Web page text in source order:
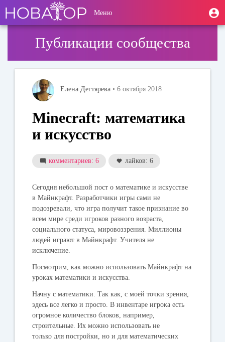
основному
содержанию
User
account
Меню
Публикации сообщества
Елена Дегтярева • 6 октября 2018
Minecraft: математика
и искусство
комментариев: 6 лайков: 6
Сегодня небольшой пост о математике и искусстве
в Майнкрафт. Разработчики игры сами не
подозревали, что игра получит такое признание во
всем мире среди игроков разного возраста,
социального статуса, мировоззрения. Миллионы
людей играют в Майнкрафт. Учителя не
исключение.
Посмотрим, как можно использовать Майнкрафт на
уроках математики и искусства.
Начну с математики. Так как, с моей точки зрения,
здесь все легко и просто. В инвентаре игрока есть
огромное количество блоков, например,
строительные. Их можно использовать не
только для постройки, но и для математических